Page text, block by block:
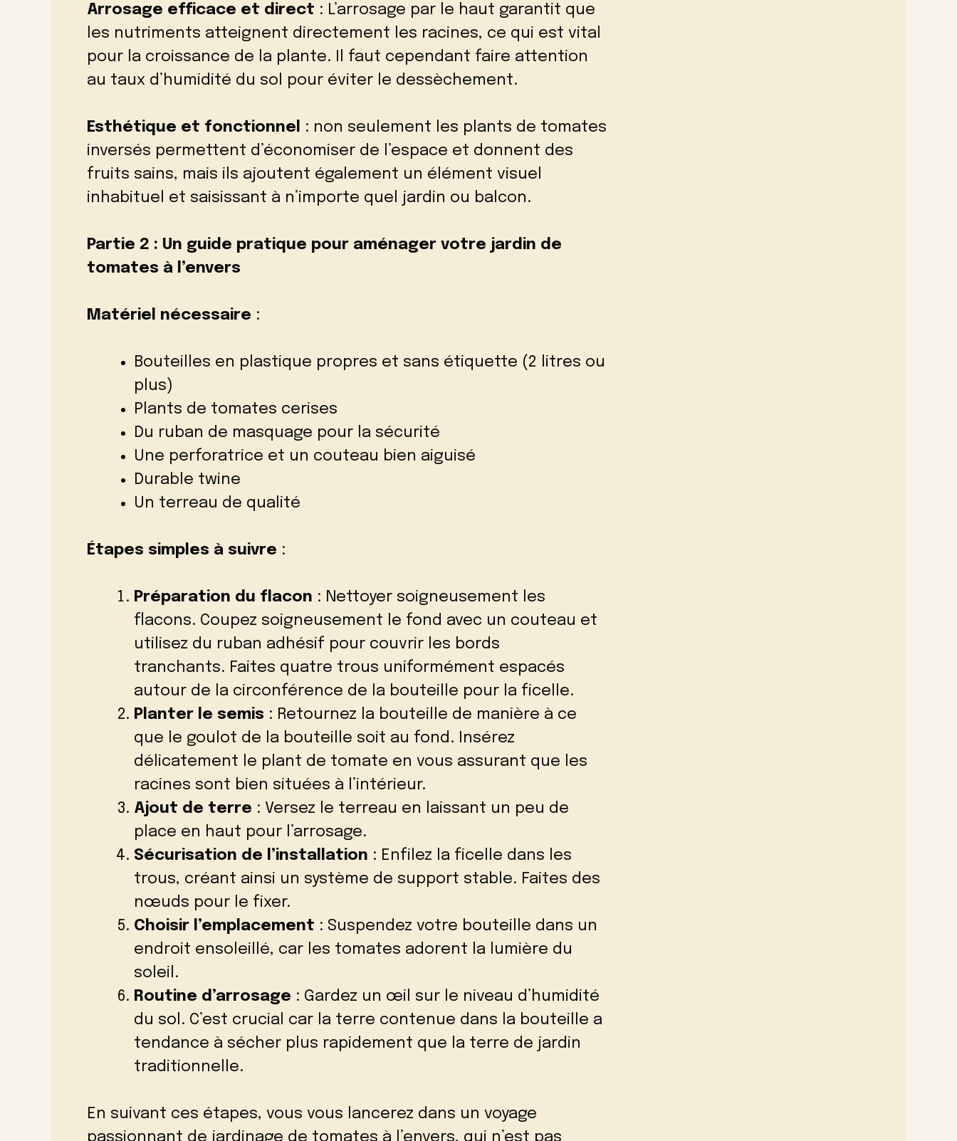
Arrosage efficace et direct : L’arrosage par le haut garantit que
les nutriments atteignent directement les racines, ce qui est vital
pour la croissance de la plante. Il faut cependant faire attention
au taux d’humidité du sol pour éviter le dessèchement.
Esthétique et fonctionnel : non seulement les plants de tomates
inversés permettent d’économiser de l’espace et donnent des
fruits sains, mais ils ajoutent également un élément visuel
inhabituel et saisissant à n’importe quel jardin ou balcon.
Partie 2 : Un guide pratique pour aménager votre jardin de
tomates à l’envers
Matériel nécessaire :
Bouteilles en plastique propres et sans étiquette (2 litres ou
plus)
Plants de tomates cerises
Du ruban de masquage pour la sécurité
Une perforatrice et un couteau bien aiguisé
Durable twine
Un terreau de qualité
Étapes simples à suivre :
Préparation du flacon : Nettoyer soigneusement les
flacons. Coupez soigneusement le fond avec un couteau et
utilisez du ruban adhésif pour couvrir les bords
tranchants. Faites quatre trous uniformément espacés
autour de la circonférence de la bouteille pour la ficelle.
Planter le semis : Retournez la bouteille de manière à ce
que le goulot de la bouteille soit au fond. Insérez
délicatement le plant de tomate en vous assurant que les
racines sont bien situées à l’intérieur.
Ajout de terre : Versez le terreau en laissant un peu de
place en haut pour l’arrosage.
Sécurisation de l’installation : Enfilez la ficelle dans les
trous, créant ainsi un système de support stable. Faites des
nœuds pour le fixer.
Choisir l’emplacement : Suspendez votre bouteille dans un
endroit ensoleillé, car les tomates adorent la lumière du
soleil.
Routine d’arrosage : Gardez un œil sur le niveau d’humidité
du sol. C’est crucial car la terre contenue dans la bouteille a
tendance à sécher plus rapidement que la terre de jardin
traditionnelle.
En suivant ces étapes, vous vous lancerez dans un voyage
passionnant de jardinage de tomates à l’envers, qui n’est pas